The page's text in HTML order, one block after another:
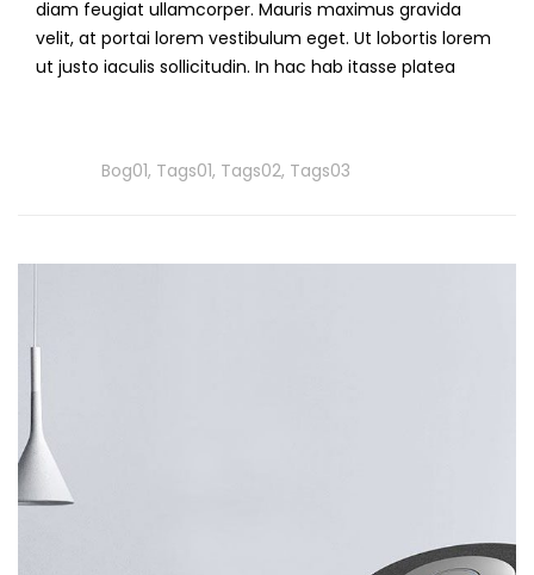
diam feugiat ullamcorper. Mauris maximus gravida
velit, at portai lorem vestibulum eget. Ut lobortis lorem
ut justo iaculis sollicitudin. In hac hab itasse platea
Bog01, Tags01, Tags02, Tags03